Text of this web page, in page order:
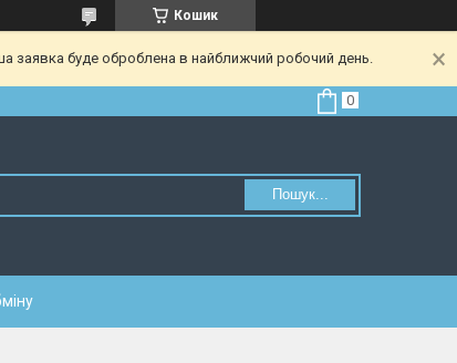
Кошик
заявка буде оброблена в найближчий робочий день.
Пошук...